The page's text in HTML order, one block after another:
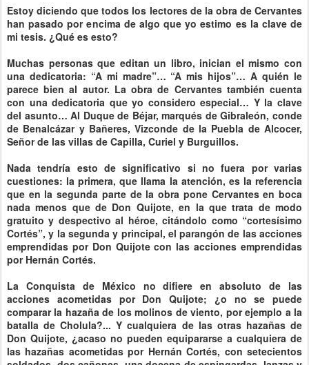
Estoy diciendo que todos los lectores de la obra de Cervantes
han pasado por encima de algo que yo estimo es la clave de
mi tesis. ¿Qué es esto?
Muchas personas que editan un libro, inician el mismo con
una dedicatoria: “A mi madre”… “A mis hijos”… A quién le
parece bien al autor. La obra de Cervantes también cuenta
con una dedicatoria que yo considero especial… Y la clave
del asunto… Al Duque de Béjar, marqués de Gibraleón, conde
de Benalcázar y Bañeres, Vizconde de la Puebla de Alcocer,
Señor de las villas de Capilla, Curiel y Burguillos.
Nada tendría esto de significativo si no fuera por varias
cuestiones: la primera, que llama la atención, es la referencia
que en la segunda parte de la obra pone Cervantes en boca
nada menos que de Don Quijote, en la que trata de modo
gratuito y despectivo al héroe, citándolo como “cortesísimo
Cortés”, y la segunda y principal, el parangón de las acciones
emprendidas por Don Quijote con las acciones emprendidas
por Hernán Cortés.
La Conquista de México no difiere en absoluto de las
acciones acometidas por Don Quijote; ¿o no se puede
comparar la hazaña de los molinos de viento, por ejemplo a la
batalla de Cholula?... Y cualquiera de las otras hazañas de
Don Quijote, ¿acaso no pueden equipararse a cualquiera de
las hazañas acometidas por Hernán Cortés, con setecientos